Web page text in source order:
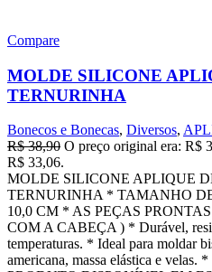
Compare
MOLDE SILICONE
TERNURINHA
Bonecos e Bonecas, Diversos,
R$38,90 O preço original era: R$
R$ 33,06.
MOLDE SILICONE APLIQUE
TERNURINHA * TAMANHO
10,0 CM * AS PEÇAS
COM A CABEÇA ) * Durável,
temperaturas. * Ideal para moldar
americana, massa elástica e velas.